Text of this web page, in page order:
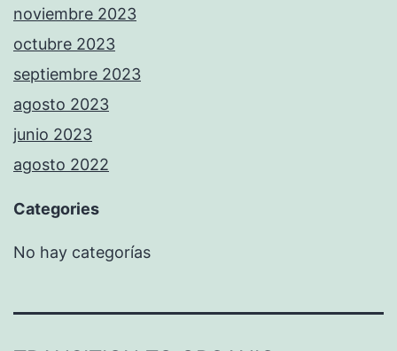
noviembre 2023
octubre 2023
septiembre 2023
agosto 2023
junio 2023
agosto 2022
Categories
No hay categorías